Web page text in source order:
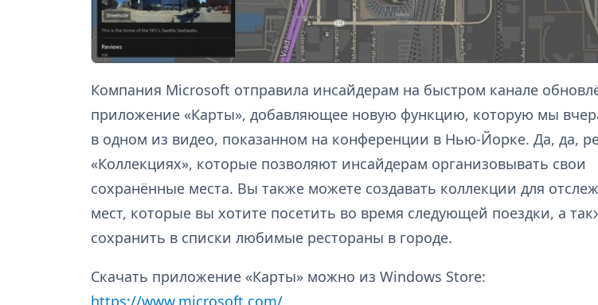
Компания Microsoft отправила инсайдерам на быстром канале
приложение «Карты», добавляющее новую функцию, которую мы
в одном из видео, показанном на конференции в Нью-Йорке. Да, да,
«Коллекциях», которые позволяют инсайдерам организовывать свои
сохранённые места. Вы также можете создавать коллекции для
мест, которые вы хотите посетить во время следующей поездки, а
сохранить в списки любимые рестораны в городе.
Скачать приложение «Карты» можно из Windows Store:
https://www.microsoft.com/